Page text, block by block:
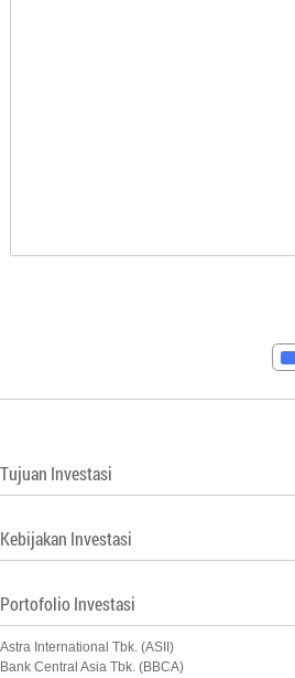
Tujuan Investasi
Kebijakan Investasi
Portofolio Investasi
Astra International Tbk. (ASII)
Bank Central Asia Tbk. (BBCA)